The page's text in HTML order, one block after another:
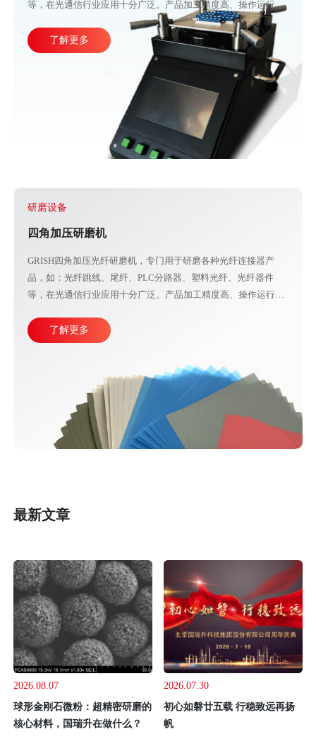
等，在光通信行业应用十分广泛。产品加工精度高、操作运行稳
定，直观的大屏幕设计可使参数调整更加方便快捷。目前比较成
熟的产线加工方式主要由四台或五台光纤研磨机，再配合各种规
格的PC、APC、UPC等研磨夹具组成。
了解更多
研磨设备
四角加压研磨机
GRISH四角加压光纤研磨机，专门用于研磨各种光纤连接器产
品，如：光纤跳线、尾纤、PLC分路器、塑料光纤、光纤器件
等，在光通信行业应用十分广泛。产品加工精度高、操作运行稳
熟的产线加工方式主要由四台或五台光纤研磨机，再配合各种规
格的PC、APC、UPC等研磨夹具组成。
了解更多
最新文章
2026.08.07
球形金刚石微粉：超精密研磨的
核心材料，国瑞升在做什么？
2026.07.30
初心如磐廿五载 行稳致远再扬
帆